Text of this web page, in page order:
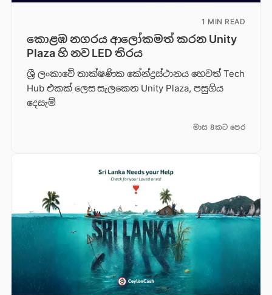
1 MIN READ
කොළඹ නගරය ආලෝකමත් කරන Unity
Plaza හි නව LED තිරය
ශ්‍රී ලංකාවේ තාක්ෂණික කේන්ද්‍රස්ථානය හෙවත් Tech
Hub එකක් ලෙස සැලකෙන Unity Plaza, පසුගිය
දෙසැම්
මාස 8කට පෙර